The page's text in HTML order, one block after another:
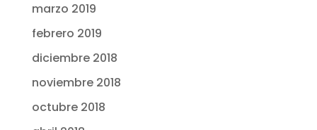
marzo 2019
febrero 2019
diciembre 2018
noviembre 2018
octubre 2018